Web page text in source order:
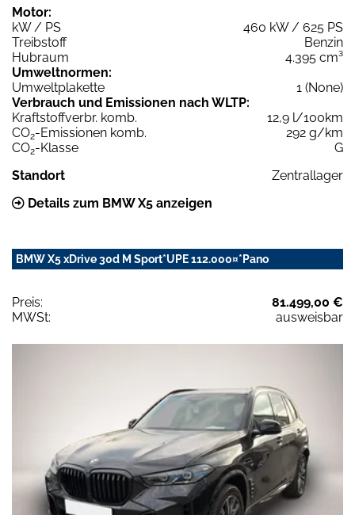
Motor:
kW / PS
460 kW / 625 PS
Treibstoff
Benzin
Hubraum
4.395 cm³
Umweltnormen:
Umweltplakette
1 (None)
Verbrauch und Emissionen nach WLTP:
Kraftstoffverbr. komb.
12,9 l/100km
CO2-Emissionen komb.
292 g/km
CO2-Klasse
G
Standort
Zentrallager
Details zum BMW X5 anzeigen
BMW X5 xDrive 30d M Sport*UPE 112.000¤*Pano
Preis:
81.499,00 €
MWSt:
ausweisbar